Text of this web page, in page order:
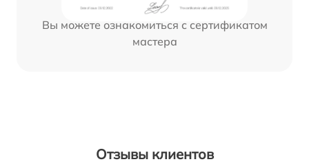
Вы можете ознакомиться с сертификатом
мастера
Отзывы клиентов